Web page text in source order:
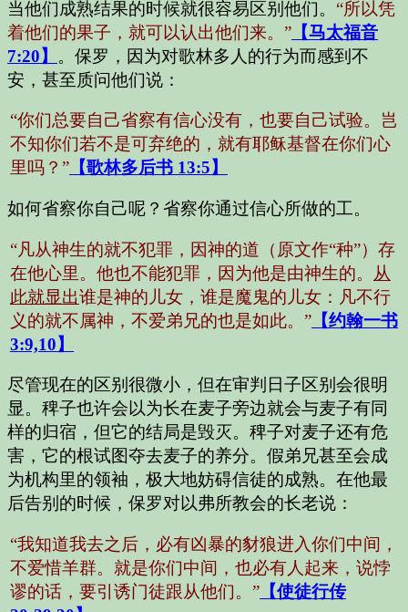
当他们成熟结果的时候就很容易区别他们。 “所以凭
着他们的果子，就可以认出他们来。” 【马太福音
7:20】 。保罗，因为对歌林多人的行为而感到不
安，甚至质问他们说：
“你们总要自己省察有信心没有，也要自己试验。岂
不知你们若不是可弃绝的，就有耶稣基督在你们心
里吗？” 【歌林多后书 13:5】
如何省察你自己呢？省察你通过信心所做的工。
“凡从神生的就不犯罪，因神的道（原文作“种”）存
在他心里。他也不能犯罪，因为他是由神生的。 从
此就显出谁是神的儿女，谁是魔鬼的儿女：凡不行
义的就不属神，不爱弟兄的也是如此。” 【约翰一书
3:9,10】
尽管现在的区别很微小，但在审判日子区别会很明
显。稗子也许会以为长在麦子旁边就会与麦子有同
样的归宿，但它的结局是毁灭。稗子对麦子还有危
害，它的根试图夺去麦子的养分。假弟兄甚至会成
为机构里的领袖，极大地妨碍信徒的成熟。在他最
后告别的时候，保罗对以弗所教会的长老说：
“我知道我去之后，必有凶暴的豺狼进入你们中间，
不爱惜羊群。就是你们中间，也必有人起来，说悖
谬的话，要引诱门徒跟从他们。” 【使徒行传